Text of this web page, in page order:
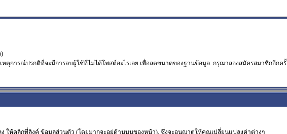
ตุการณ์ปรกติที่จะมีการลบผู้ใช้ที่ไม่ได้โพสต์อะไรเลย เพื่อลดขนาดของฐานข้อมูล. กรุณาลองสมัครสมาชิกอีกค
ให้คลิกที่ลิงค์ ข้อมูลส่วนตัว (โดยมากจะอยู่ด้านบนของหน้า). ซึ่งจะอนุญาตให้คุณเปลี่ยนแปลงค่าต่างๆ